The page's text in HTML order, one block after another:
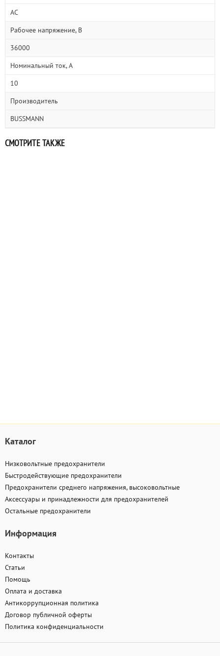
AC
Рабочее напряжение, В
36000
Номинальный ток, А
10
Производитель
BUSSMANN
СМОТРИТЕ ТАКЖЕ
Каталог
Низковольтные предохранители
Быстродействующие предохранители
Предохранители среднего напряжения, высоковольтные
Аксессуары и принадлежности для предохранителей
Остальные предохранители
Информация
Контакты
Статьи
Помощь
Оплата и доставка
Антикоррупционная политика
Договор публичной оферты
Политика конфиденциальности